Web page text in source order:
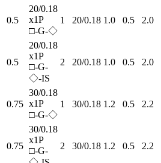
0.5
20/0.18
x1P
□-G-◇
1 20/0.18 1.0 0.5 2.0
0.5
20/0.18
x1P
□-G-
◇-IS
2 20/0.18 1.0 0.5 2.0
0.75
30/0.18
x1P
□-G-◇
1 30/0.18 1.2 0.5 2.2
0.75
30/0.18
x1P
□-G-
2 30/0.18 1.2 0.5 2.2